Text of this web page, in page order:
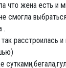
что жена есть
смогла
.